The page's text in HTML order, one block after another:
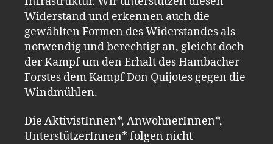
Widerstand und erkennen auch die
gewählten Formen des Widerstandes als
notwendig und berechtigt an, gleicht doch
der Kampf um den Erhalt des Hambacher
Forstes dem KampfDon Quijotes gegen die
Windmühlen.
Die AktivistInnen*, AnwohnerInnen*,
UnterstützerInnen* folgen nicht